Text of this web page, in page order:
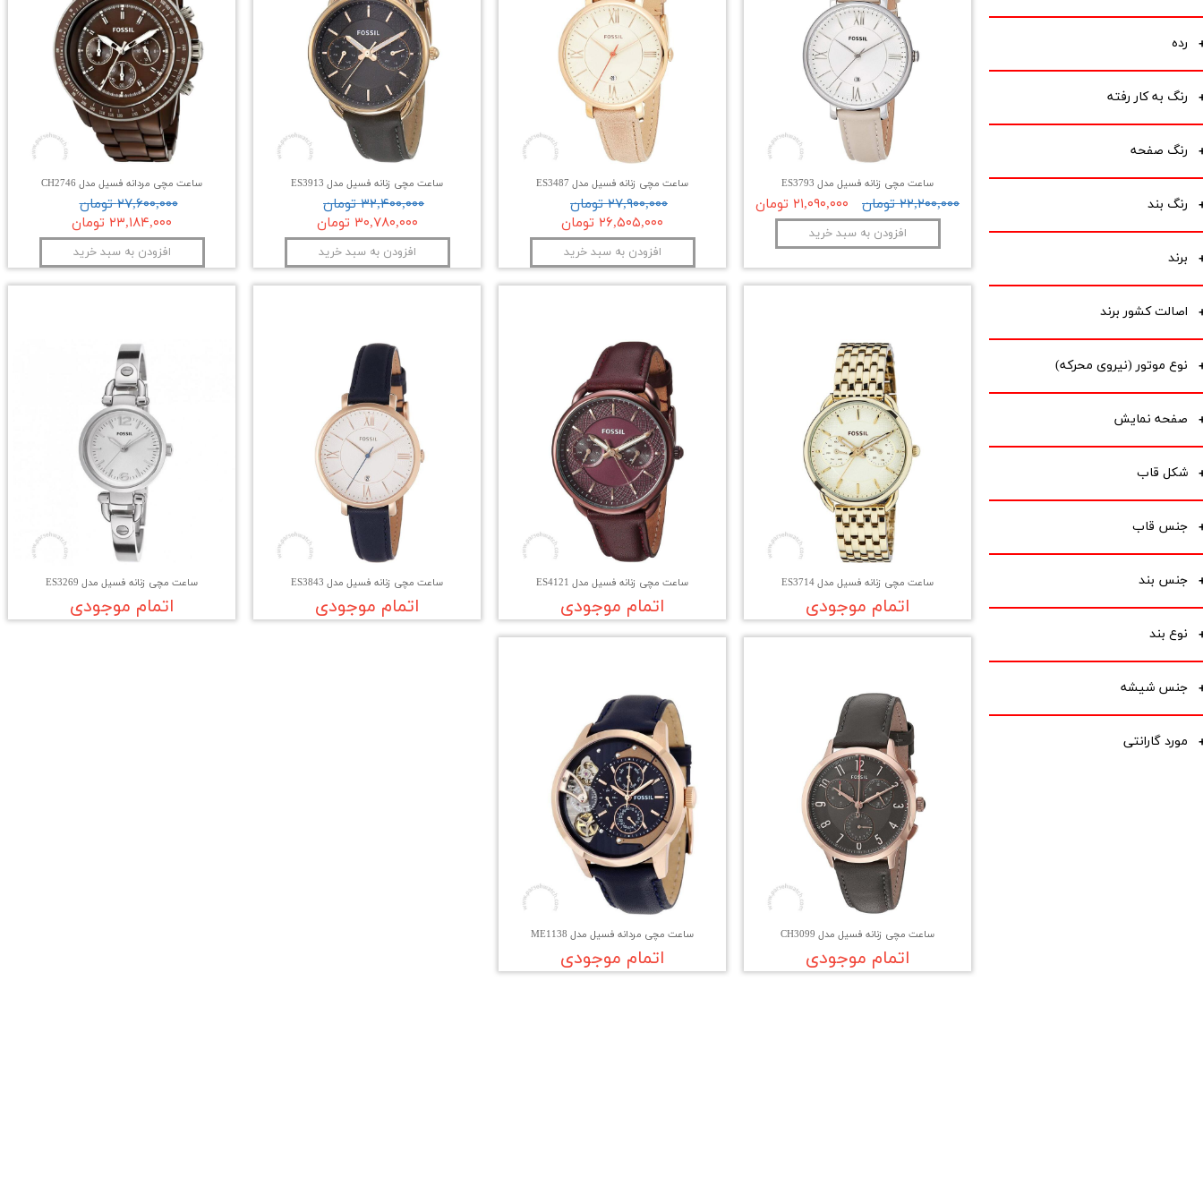
رده
رنگ به کار رفته
رنگ صفحه
رنگ بند
برند
اصالت کشور برند
نوع موتور (نیروی محرکه)
صفحه نمایش
شکل قاب
جنس قاب
جنس بند
نوع بند
جنس شیشه
مورد گارانتی
ساعت مچی زنانه فسیل مدل ES3793
۲۲,۲۰۰,۰۰۰ تومان ۲۱,۰۹۰,۰۰۰ تومان
افزودن به سبد خرید
ساعت مچی زنانه فسیل مدل ES3487
۲۷,۹۰۰,۰۰۰ تومان
۲۶,۵۰۵,۰۰۰ تومان
افزودن به سبد خرید
ساعت مچی زنانه فسیل مدل ES3913
۳۲,۴۰۰,۰۰۰ تومان
۳۰,۷۸۰,۰۰۰ تومان
افزودن به سبد خرید
ساعت مچی مردانه فسیل مدل CH2746
۲۷,۶۰۰,۰۰۰ تومان
۲۳,۱۸۴,۰۰۰ تومان
افزودن به سبد خرید
ساعت مچی زنانه فسیل مدل ES3714
اتمام موجودی
ساعت مچی زنانه فسیل مدل ES4121
اتمام موجودی
ساعت مچی زنانه فسیل مدل ES3843
اتمام موجودی
ساعت مچی زنانه فسیل مدل ES3269
اتمام موجودی
ساعت مچی زنانه فسیل مدل CH3099
اتمام موجودی
ساعت مچی مردانه فسیل مدل ME1138
اتمام موجودی